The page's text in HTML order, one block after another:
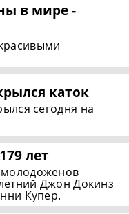
в мире -
каток
сегодня на
лет
Джон Докинз
Купер.